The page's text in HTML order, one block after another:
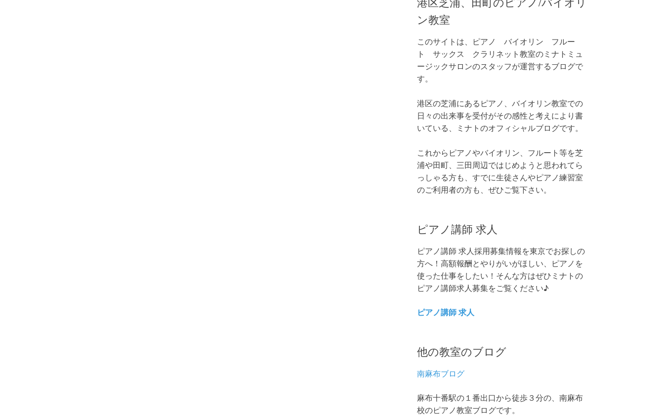
ン教室
このサイトは、ピアノ バイオリン フルー
ト サックス クラリネット教室のミナトミュ
ージックサロンのスタッフが運営するブログで
す。
港区の芝浦にあるピアノ、バイオリン教室での
日々の出来事を受付がその感性と考えにより書
いている、ミナトのオフィシャルブログです。
これからピアノやバイオリン、フルート等を芝
浦や田町、三田周辺ではじめようと思われてら
っしゃる方も、すでに生徒さんやピアノ練習室
のご利用者の方も、ぜひご覧下さい。
ピアノ講師 求人
ピアノ講師 求人採用募集情報を東京でお探しの
方へ！高額報酬とやりがいがほしい、ピアノを
使った仕事をしたい！そんな方はぜひミナトの
ピアノ講師求人募集をご覧ください♪
ピアノ講師 求人
他の教室のブログ
南麻布ブログ
麻布十番駅の１番出口から徒歩３分の、南麻布
校のピアノ教室ブログです。